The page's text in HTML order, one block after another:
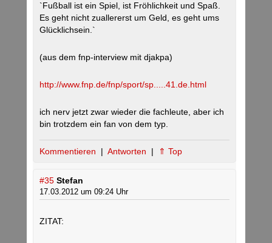
`Fußball ist ein Spiel, ist Fröhlichkeit und Spaß.
Es geht nicht zuallererst um Geld, es geht ums
Glücklichsein.`
(aus dem fnp-interview mit djakpa)
http://www.fnp.de/fnp/sport/sp.....41.de.html
ich nerv jetzt zwar wieder die fachleute, aber ich
bin trotzdem ein fan von dem typ.
Kommentieren | Antworten | ⇑ Top
#35 Stefan
17.03.2012 um 09:24 Uhr
ZITAT: